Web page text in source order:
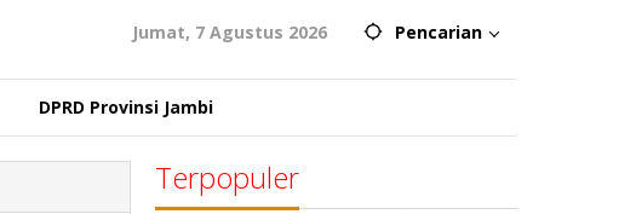
Jumat, 7 Agustus 2026 Pencarian
DPRD Provinsi Jambi
Terpopuler